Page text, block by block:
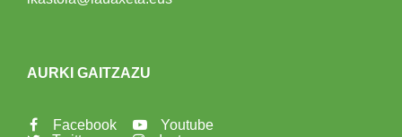
AURKI GAITZAZU
Facebook
Youtube